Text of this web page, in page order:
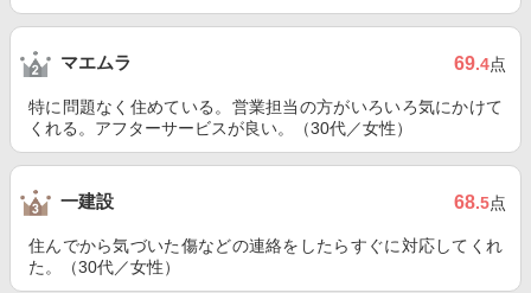
マエムラ 69.4点
特に問題なく住めている。営業担当の方がいろいろ気にかけて
くれる。アフターサービスが良い。（30代／女性）
一建設 68.5点
住んでから気づいた傷などの連絡をしたらすぐに対応してくれ
た。（30代／女性）